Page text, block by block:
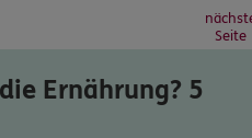
Seite
Ernährung? 5